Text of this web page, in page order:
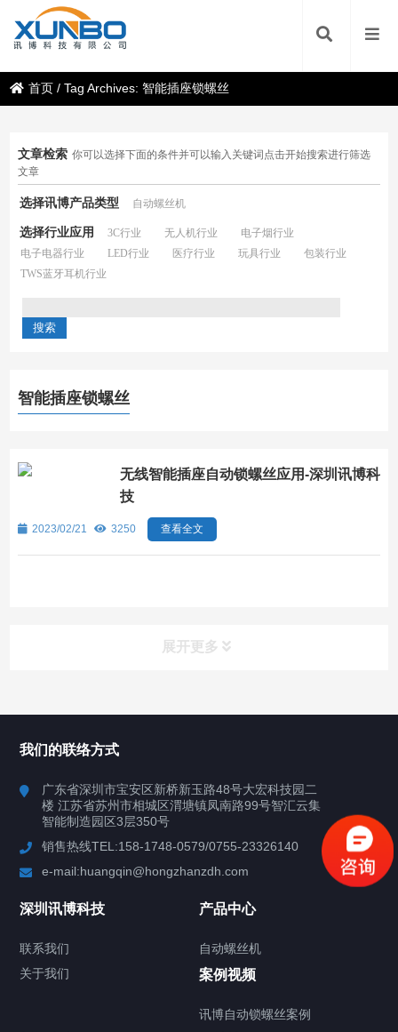
首页 /Tag Archives: 智能插座锁螺丝
文章检索 你可以选择下面的条件并可以输入关键词点击开始搜索进行筛选
文章
选择讯博产品类型 自动螺丝机
选择行业应用 3C行业 无人机行业
电子烟行业
电子电器行业
LED行业 医疗行业 玩具行业
包装行业
TWS蓝牙耳机行业
智能插座锁螺丝
无线智能插座自动锁螺丝应用-深圳讯博科
技
2023/02/21 3250 查看全文
展开更多
行业案例
联系我们
关于我们
我们的联络方式
广东省深圳市宝安区新桥新玉路48号大宏科技园二
楼 江苏省苏州市相城区渭塘镇凤南路99号智汇云集
智能制造园区3层350号
销售热线TEL:158-1748-0579/0755-23326140
e-mail:huangqin@hongzhanzdh.com
深圳讯博科技
联系我们
关于我们
产品中心
自动螺丝机
案例视频
讯博自动锁螺丝案例